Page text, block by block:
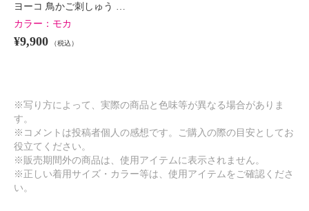
ヨーコ 鳥かご刺しゅう …
カラー： モカ
¥9,900 （税込）
※写り方によって、実際の商品と色味等が異なる場合がありま
す。
※コメントは投稿者個人の感想です。ご購入の際の目安としてお
役立てください。
※販売期間外の商品は、使用アイテムに表示されません。
※正しい着用サイズ・カラー等は、使用アイテムをご確認くださ
い。